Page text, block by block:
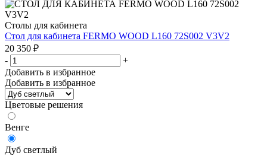
Столы для кабинета
Стол для кабинета FERMO WOOD L160 72S002 V3V2
20 350 ₽
-
+
Добавить в избранное
Добавить в избранное
Цветовые решения
Венге
Дуб светлый